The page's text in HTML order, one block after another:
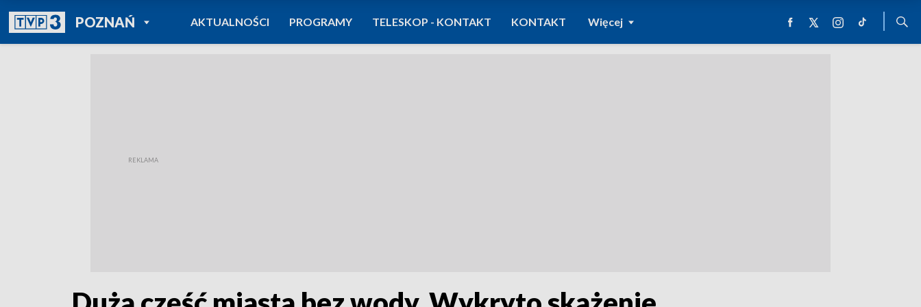
POZNAŃPOWRÓT DO
TVP REGIONY
AKTUALNOŚCI PROGRAMY TELESKOP - KONTAKT KONTAKT Więcej